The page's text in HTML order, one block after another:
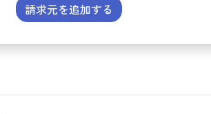
請求元を追加する